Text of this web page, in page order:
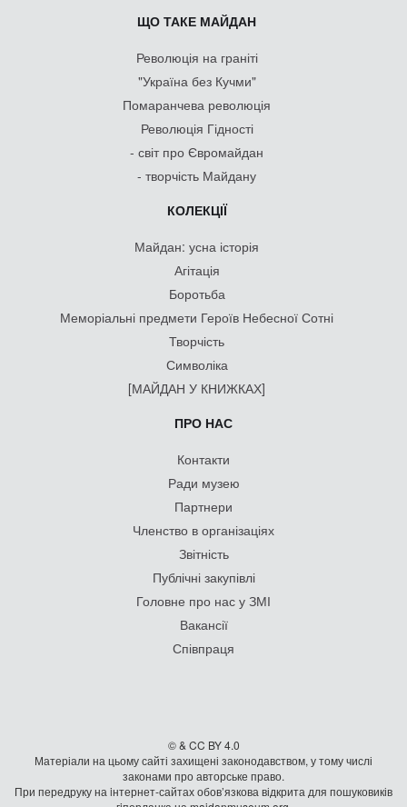
ЩО ТАКЕ МАЙДАН
Революція на граніті
"Україна без Кучми"
Помаранчева революція
Революція Гідності
- світ про Євромайдан
- творчість Майдану
КОЛЕКЦІЇ
Майдан: усна історія
Агітація
Боротьба
Меморіальні предмети Героїв Небесної Сотні
Творчість
Символіка
[МАЙДАН У КНИЖКАХ]
ПРО НАС
Контакти
Ради музею
Партнери
Членство в організаціях
Звітність
Публічні закупівлі
Головне про нас у ЗМІ
Вакансії
Співпраця
© & CC BY 4.0
Матеріали на цьому сайті захищені законодавством, у тому числі
законами про авторське право.
При передруку на iнтернет-сайтах обов’язкова відкрита для пошуковиків